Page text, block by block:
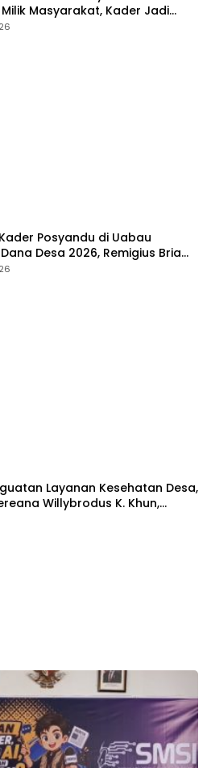
Masyarakat, Kader Jadi
Perangi Stunting
Posyandu di Uabau
Desa 2026, Remigius Bria
dengan Libatkan
Layanan Kesehatan Desa,
Willybrodus K. Khun,
Pelatihan Kader Posyandu